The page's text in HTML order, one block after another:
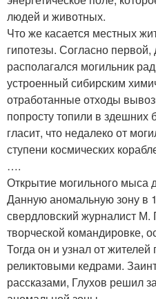
людей и животных.
Что же касается местных
гипотезы. Согласно
располагался могильник
устроенный сибирским
отработанные отходы
попросту топили в здешних
гласит, что недалеко от
ступени космических
….
Открытие могильного мыса
Данную аномальную зону в
свердловский журналист М.
творческой командировке,
Тогда он и узнал от
реликтовыми кедрами.
рассказами, Глухов решил